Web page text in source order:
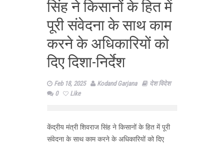
सिंह ने किसानों के हित में
पूरी संवेदना के साथ काम
करने के अधिकारियों को
दिए दिशा-निर्देश
Feb 18, 2025 Kodand Garjana
देश विदेश
0
Like
केंद्रीय मंत्री शिवराज सिंह ने किसानों के हित में पूरी
संवेदना के साथ काम करने के अधिकारियों को दिए